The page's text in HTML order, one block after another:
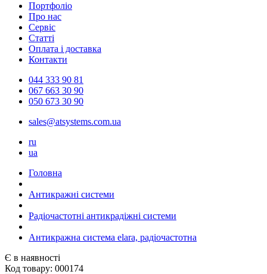
Портфоліо
Про нас
Сервіс
Статті
Оплата і доставка
Контакти
044 333 90 81
067 663 30 90
050 673 30 90
sales@atsystems.com.ua
ru
ua
Головна
Антикражні системи
Радіочастотні антикрадіжні системи
Антикражна система elara, радіочастотна
Є в наявності
Код товару: 000174